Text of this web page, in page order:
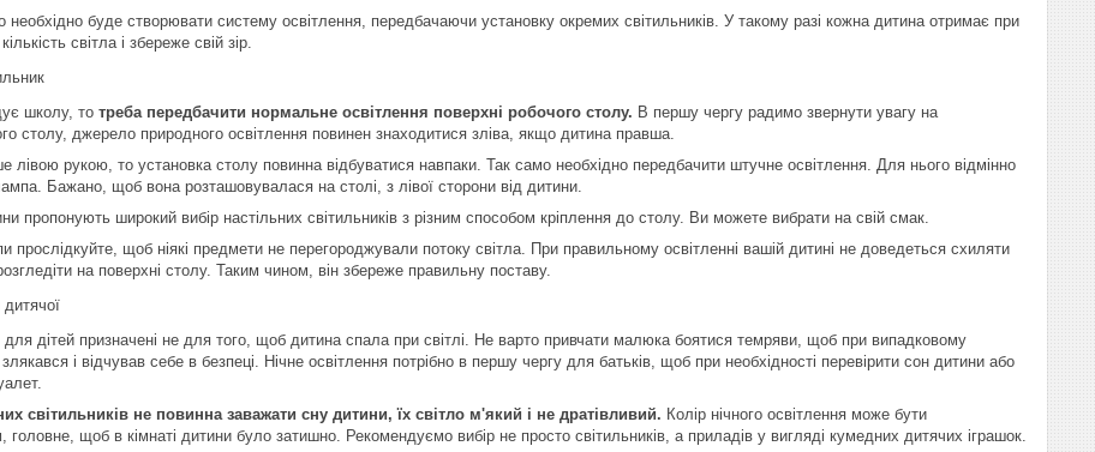
необхідно буде створювати систему освітлення, передбачаючи установку окремих світильників. У такому разі кожна дитина отримає при
світла і збереже свій зір.
школу, то треба передбачити нормальне освітлення поверхні робочого столу. В першу чергу радимо звернути увагу на
столу, джерело природного освітлення повинен знаходитися зліва, якщо дитина правша.
рукою, то установка столу повинна відбуватися навпаки. Так само необхідно передбачити штучне освітлення. Для нього відмінно
Бажано, щоб вона розташовувалася на столі, з лівої сторони від дитини.
пропонують широкий вибір настільних світильників з різним способом кріплення до столу. Ви можете вибрати на свій смак.
прослідкуйте, щоб ніякі предмети не перегороджували потоку світла. При правильному освітленні вашій дитині не доведеться схиляти
на поверхні столу. Таким чином, він збереже правильну поставу.
для дітей призначені не для того, щоб дитина спала при світлі. Не варто привчати малюка боятися темряви, щоб при випадковому
і відчував себе в безпеці. Нічне освітлення потрібно в першу чергу для батьків, щоб при необхідності перевірити сон дитини або
світильників не повинна заважати сну дитини, їх світло м'який і не дратівливий. Колір нічного освітлення може бути
головне, щоб в кімнаті дитини було затишно. Рекомендуємо вибір не просто світильників, а приладів у вигляді кумедних дитячих іграшок.